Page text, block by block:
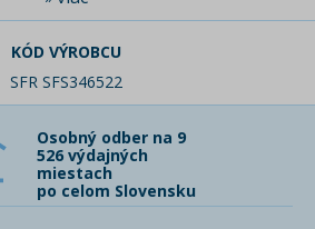
KÓD VÝROBCU
SFR SFS346522
Osobný odber na 9
526 výdajných
miestach
po celom Slovensku